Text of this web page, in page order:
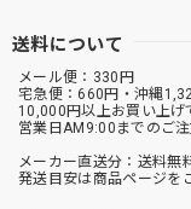
送料について
メール便：330円
宅急便：660円・沖縄
10,000円以上お買い上げ
営業日AM9:00までのご
メーカー直送分：送料無
発送目安は商品ページを